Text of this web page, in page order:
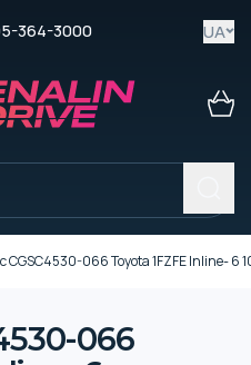
364-3000 UA
CGSC4530-066 Toyota 1FZFE Inline- 6
066